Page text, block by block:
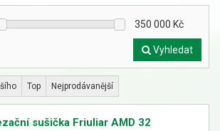
350 000 Kč
Vyhledat
Top Nejprodávanější
sušička Friuliar AMD 32